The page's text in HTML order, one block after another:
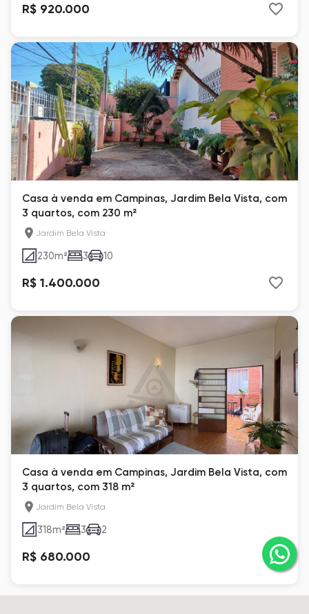
R$ 920.000
Casa à venda em Campinas, Jardim Bela Vista, com
3 quartos, com 230 m²
Jardim Bela Vista
230m² 3 10
R$ 1.400.000
Casa à venda em Campinas, Jardim Bela Vista, com
3 quartos, com 318 m²
Jardim Bela Vista
318m² 3 2
R$ 680.000